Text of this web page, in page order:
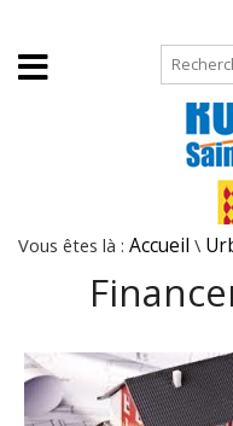
Vous êtes là : Accueil \